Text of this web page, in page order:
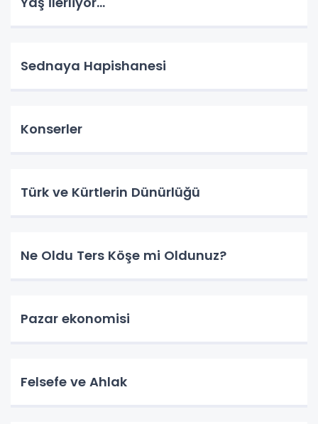
Sednaya Hapishanesi
Konserler
Türk ve Kürtlerin Dünürlüğü
Ne Oldu Ters Köşe mi Oldunuz?
Pazar ekonomisi
Felsefe ve Ahlak